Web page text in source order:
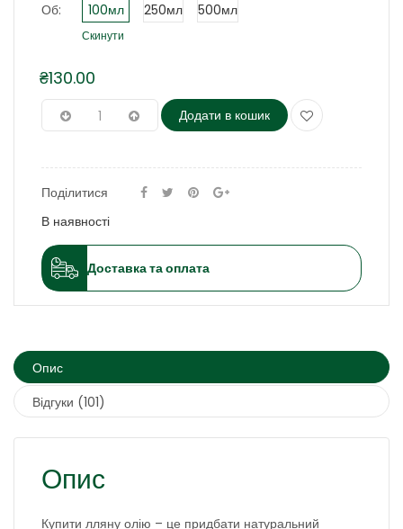
Об: 100мл 250мл 500мл
Скинути
₴130.00
Додати в кошик
Поділитися
В наявності
Доставка та оплата
Опис
Відгуки (101)
Опис
Купити лляну олію – це придбати натуральний